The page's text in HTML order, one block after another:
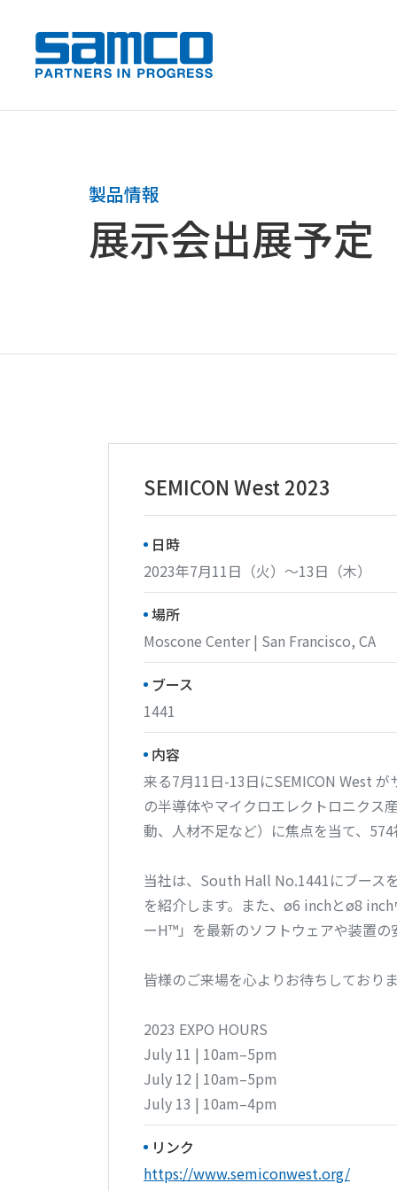
samco PARTNERS IN PROGRESS
製品情報
展示会出展予定
SEMICON West 2023
日時
2023年7月11日（火）～13日（木）
場所
Moscone Center | San Francisco, CA
ブース
1441
内容
来る7月11日-13日にSEMICON West
の半導体やマイクロエレクトロニクス
動、人材不足など）に焦点を当て、
当社は、South Hall No.1441にブース
を紹介します。また、ø6 inchとø8
ーH™」を最新のソフトウェアや装置
皆様のご来場を心よりお待ちしており
2023 EXPO HOURS
July 11 | 10am–5pm
July 12 | 10am–5pm
July 13 | 10am–4pm
リンク
https://www.semiconwest.org/